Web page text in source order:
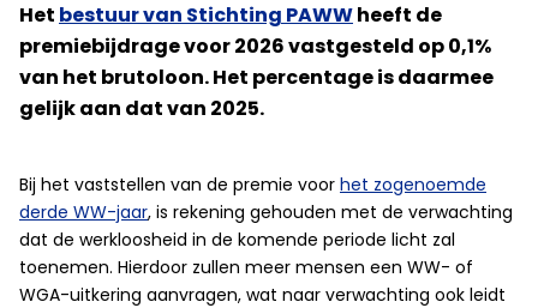
Het bestuur van Stichting PAWWheeft de
premiebijdrage voor 2026 vastgesteld op 0,1%
van het brutoloon. Het percentage is daarmee
gelijk aan dat van 2025.
Bij het vaststellen van de premie voor het zogenoemde
derde WW-jaar, is rekening gehouden met de verwachting
dat de werkloosheid in de komende periode licht zal
toenemen. Hierdoor zullen meer mensen een WW- of
WGA-uitkering aanvragen, wat naar verwachting ook leidt